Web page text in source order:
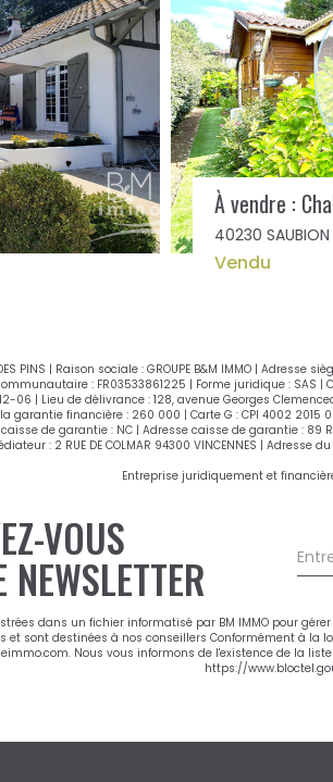
40230 SAUBION
PINS | Raison sociale : GROUPE B&M IMMO | Adresse
: FR03533861225 | Forme juridique : SAS |
| Lieu de délivrance : 128, avenue Georges
garantie financière : 260 000 | Carte G : CPI 4002
caisse de garantie : NC | Adresse caisse de garantie :
: 2 RUE DE COLMAR 94300 VINCENNES | Adresse
Entreprise juridiquement et
VOUS
dans un fichier informatisé par BM IMMO pour
sont destinées à nos conseillers Conformément à la
Nous vous informons de l'existence de la
https://